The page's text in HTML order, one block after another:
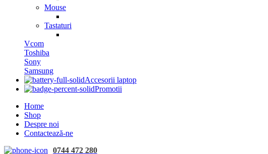
Mouse
Tastaturi
Vcom
Toshiba
Sony
Samsung
Accesorii laptop
Promotii
Home
Shop
Despre noi
Contactează-ne
0744 472 280